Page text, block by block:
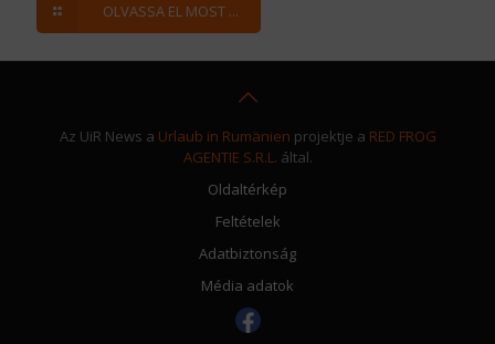
OLVASSA EL MOST ...
Az UiR News a Urlaub in Rumänien projektje a RED FROG
AGENTIE S.R.L. által.
Oldaltérkép
Feltételek
Adatbiztonság
Média adatok